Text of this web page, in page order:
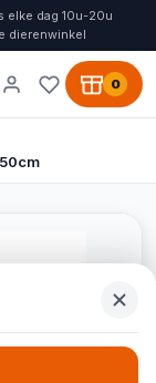
elke dag 10u-20u
dierenwinkel
0